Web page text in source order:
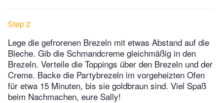
Step 2
Lege die gefrorenen Brezeln mit etwas Abstand auf die
Bleche. Gib die Schmandcreme gleichmäßig in den
Brezeln. Verteile die Toppings über den Brezeln und der
Creme. Backe die Partybrezeln im vorgeheizten Ofen
für etwa 15 Minuten, bis sie goldbraun sind. Viel Spaß
beim Nachmachen, eure Sally!